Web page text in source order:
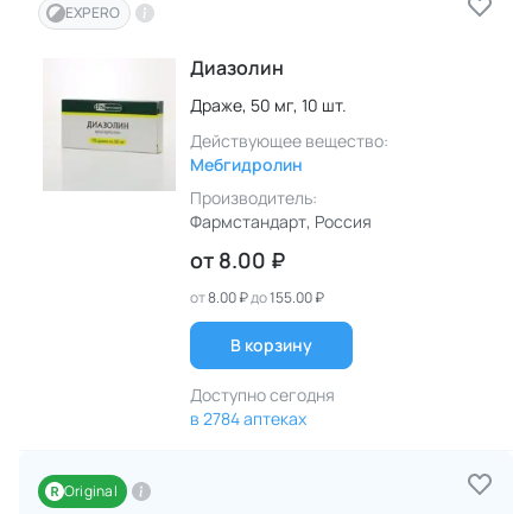
EXPERO
Диазолин
Драже, 50 мг, 10 шт.
Действующее вещество:
Мебгидролин
Производитель:
Фармстандарт, Россия
от 8.00 ₽
от8.00 ₽до155.00 ₽
В корзину
Доступно сегодня
в 2784 аптеках
Original